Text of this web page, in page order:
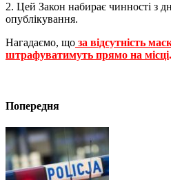
2. Цей Закон набирає чинності з
опублікування.
Нагадаємо, що за відсутність
штрафуватимуть прямо на місці.
Попередня